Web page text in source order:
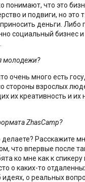
понимают, что это
и подвиги, но это
деньги. Либо
социальный бизнес
молодежи?
очень много есть
стороны взрослых
их креативность и их
ZhasCamp?
Расскажите
что впервые после
ко мне как к
о каких-то
идеях, о реальных